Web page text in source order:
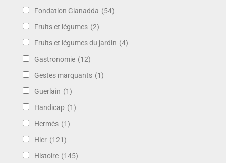
Fondation Gianadda (54)
Fruits et légumes (2)
Fruits et légumes du jardin (4)
Gastronomie (12)
Gestes marquants (1)
Guerlain (1)
Handicap (1)
Hermès (1)
Hier (121)
Histoire (145)